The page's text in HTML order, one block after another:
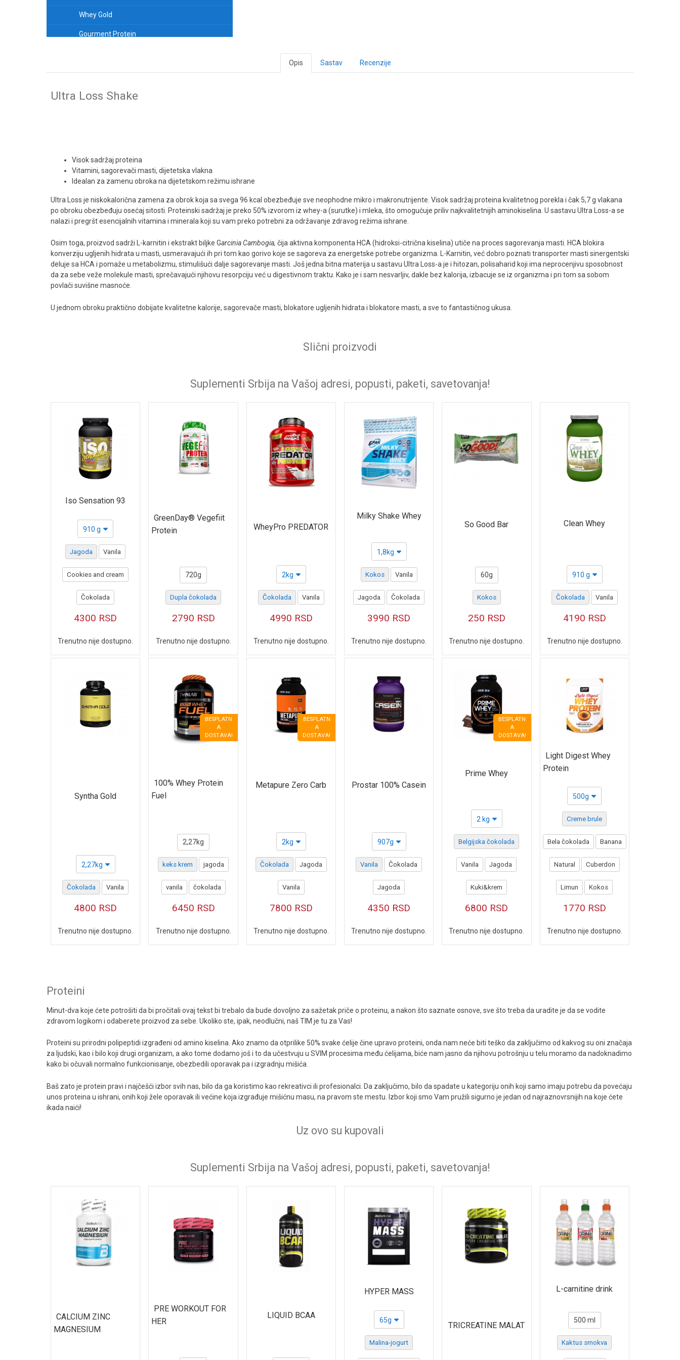
Whey Gold
Gourment Protein
100% Whey Protein Fuel
Zero Hero 31% Protein Bar
Whey Pure Fusion
Delicious Whey Protein
Desert Protein Puding
Metapure Zero Carb
Vegan Protein
Belgian Waffles Protein
Light Digest Whey Protein
OPTI-Whey® CFM®
Exclusive® Protein Bar
Combat Protein Powder
PROTEIN FUEL
HYPER MASS
ISOWHEY ZERO
POWER PROTEIN
CASEINE ZERO
Zero Bar
Gainer Mass Plus
Gainer Mass Standard
Mega Gainer
NO reaktori i proizvodi za u toku i posle treninga
Sagorevači
Zaštita i obnova zglobova i tetiva
Prostata-zaštita i prevencija
Energija, izdržljivost i ugljeni hidrati
Opis Sastav Recenzije
Ultra Loss Shake
Visok sadržaj proteina
Vitamini, sagorevači masti, dijetetska vlakna
Idealan za zamenu obroka na dijetetskom režimu ishrane
Ultra Loss je niskokalorična zamena za obrok koja sa svega 96 kcal obezbeđuje sve neophodne mikro i makronutrijente. Visok sadržaj proteina kvalitetnog porekla i čak 5,7 g vlakana
po obroku obezbeđuju osećaj sitosti. Proteinski sadržaj je preko 50% izvorom iz whey-a (surutke) i mleka, što omogućuje priliv najkvalitetnijih aminokiselina. U sastavu Ultra Loss-a se
nalazi i pregršt esencijalnih vitamina i minerala koji su vam preko potrebni za održavanje zdravog režima ishrane.
Osim toga, proizvod sadrži L-karnitin i ekstrakt biljke Garcinia Cambogia, čija aktivna komponenta HCA (hidroksi-citrična kiselina) utiče na proces sagorevanja masti. HCA blokira
konverziju ugljenih hidrata u masti, usmeravajući ih pri tom kao gorivo koje se sagoreva za energetske potrebe organizma. L-Karnitin, već dobro poznati transporter masti sinergentski
deluje sa HCA i pomaže u metabolizmu, stimulišući dalje sagorevanje masti. Još jedna bitna materija u sastavu Ultra Loss-a je i hitozan, polisaharid koji ima neprocenjivu sposobnost
da za sebe veže molekule masti, sprečavajući njihovu resorpciju već u digestivnom traktu. Kako je i sam nesvarljiv, dakle bez kalorija, izbacuje se iz organizma i pri tom sa sobom
povlači suvišne masnoće.
U jednom obroku praktično dobijate kvalitetne kalorije, sagorevače masti, blokatore ugljenih hidrata i blokatore masti, a sve to fantastičnog ukusa.
Slični proizvodi
Suplementi Srbija na Vašoj adresi, popusti, paketi, savetovanja!
Iso Sensation 93
910 g
Jagoda Vanila
Cookies and cream
Čokolada
4300 RSD
Trenutno nije dostupno.
GreenDay® Vegefiit
Protein
720g
Dupla čokolada
2790 RSD
Trenutno nije dostupno.
WheyPro PREDATOR
2kg
Čokolada Vanila
4990 RSD
Trenutno nije dostupno.
Milky Shake Whey
1,8kg
Kokos Vanila
Jagoda Čokolada
3990 RSD
Trenutno nije dostupno.
So Good Bar
60g
Kokos
250 RSD
Trenutno nije dostupno.
Clean Whey
910 g
Čokolada Vanila
4190 RSD
Trenutno nije dostupno.
Syntha Gold
2,27kg
Čokolada Vanila
4800 RSD
Trenutno nije dostupno.
BESPLATN
A
DOSTAVA!
100% Whey Protein
Fuel
2,27kg
keks krem jagoda
vanila čokolada
6450 RSD
Trenutno nije dostupno.
BESPLATN
A
DOSTAVA!
Metapure Zero Carb
2kg
Čokolada Jagoda
Vanila
7800 RSD
Trenutno nije dostupno.
Prostar 100% Casein
907g
Vanila Čokolada
Jagoda
4350 RSD
Trenutno nije dostupno.
BESPLATN
A
DOSTAVA!
Prime Whey
2 kg
Belgijska čokolada
Vanila Jagoda
Kuki&krem
6800 RSD
Trenutno nije dostupno.
Light Digest Whey
Protein
500g
Creme brule
Bela čokolada Banana
Natural Cuberdon
Limun Kokos
1770 RSD
Trenutno nije dostupno.
Proteini
Minut-dva koje ćete potrošiti da bi pročitali ovaj tekst bi trebalo da bude dovoljno za sažetak priče o proteinu, a nakon što saznate osnove, sve što treba da uradite je da se vodite
zdravom logikom i odaberete proizvod za sebe. Ukoliko ste, ipak, neodlučni, naš TIM je tu za Vas!
Proteini su prirodni polipeptidi izgrađeni od amino kiselina. Ako znamo da otprilike 50% svake ćelije čine upravo proteini, onda nam neće biti teško da zaključimo od kakvog su oni značaja
za ljudski, kao i bilo koji drugi organizam, a ako tome dodamo još i to da učestvuju u SVIM procesima među ćelijama, biće nam jasno da njihovu potrošnju u telu moramo da nadoknadimo
kako bi očuvali normalno funkcionisanje, obezbedili oporavak pa i izgradnju mišića.
Baš zato je protein pravi i najčešći izbor svih nas, bilo da ga koristimo kao rekreativci ili profesionalci. Da zaključimo, bilo da spadate u kategoriju onih koji samo imaju potrebu da povećaju
unos proteina u ishrani, onih koji žele oporavak ili većine koja izgrađuje mišićnu masu, na pravom ste mestu. Izbor koji smo Vam pružili sigurno je jedan od najraznovrsnijih na koje ćete
ikada naići!
Uz ovo su kupovali
Suplementi Srbija na Vašoj adresi, popusti, paketi, savetovanja!
CALCIUM ZINC
MAGNESIUM
PRE WORKOUT FOR
HER
LIQUID BCAA
HYPER MASS
65g
Malina-jogurt
TRICREATINE MALAT
L-carnitine drink
500 ml
Kaktus smokva